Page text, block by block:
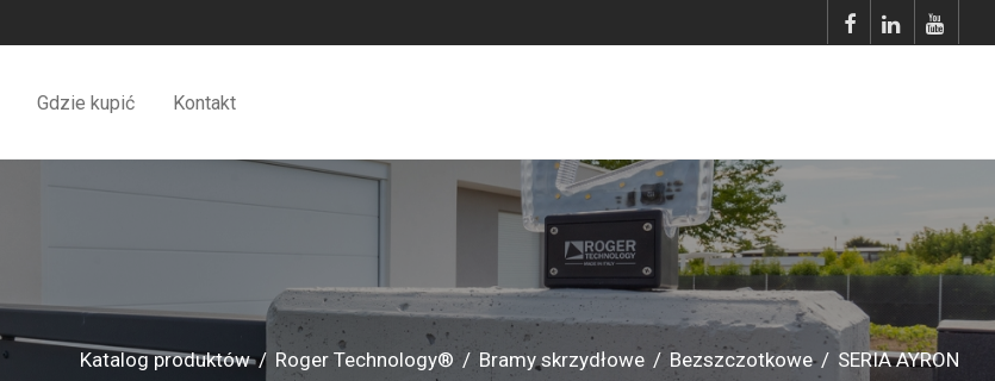
Gdzie kupić Kontakt
Katalog produktów / Roger Technology® / Bramy skrzydłowe / Bezszczotkowe / SERIA AYRON